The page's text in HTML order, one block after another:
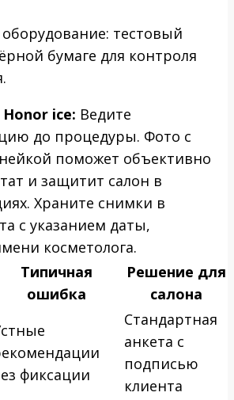
тестовый
бумаге для контроля
ice: Ведите
до процедуры. Фото с
поможет объективно
и защитит салон в
Храните снимки в
с указанием даты,
косметолога.
Типичная
ошибка
Решение для
салона
фиксации
Стандартная
анкета с
подписью
клиента